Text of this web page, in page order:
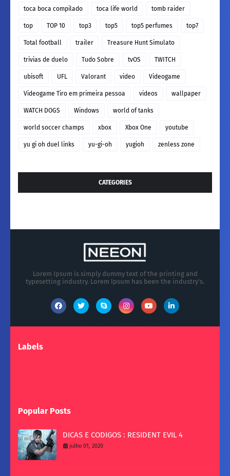
toca boca compilado toca life world tomb raider
top TOP 10 top3 top5 top5 perfumes top7
Total football trailer Treasure Hunt Simulato
trivias de duelo Tudo Sobre tvOS TWITCH
ubisoft UFL Valorant video Videogame
Videogame Tiro em primeira pessoa videos wallpaper
WATCH DOGS Windows world of tanks
world soccer champs xbox Xbox One youtube
yu gi oh duel links yu-gi-oh yugioh zenless zone
CATEGORIES
Lorem Ipsum is simply dummy text of the printing and
typesetting industry. Lorem Ipsum has been the industry's.
Labels
Popular Posts
DICAS E CODIGOS : RESIDENT EVIL 4
julho 01, 2020